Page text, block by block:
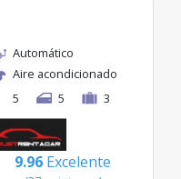
Automático
Aire acondicionado
5
5 3
9.96 Excelente